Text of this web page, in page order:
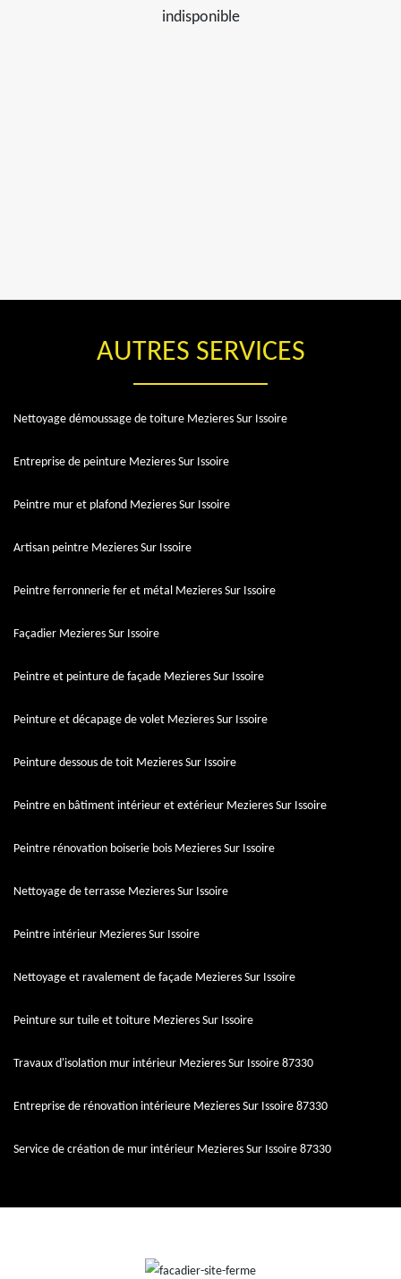
indisponible
AUTRES SERVICES
Nettoyage démoussage de toiture Mezieres Sur Issoire
Entreprise de peinture Mezieres Sur Issoire
Peintre mur et plafond Mezieres Sur Issoire
Artisan peintre Mezieres Sur Issoire
Peintre ferronnerie fer et métal Mezieres Sur Issoire
Façadier Mezieres Sur Issoire
Peintre et peinture de façade Mezieres Sur Issoire
Peinture et décapage de volet Mezieres Sur Issoire
Peinture dessous de toit Mezieres Sur Issoire
Peintre en bâtiment intérieur et extérieur Mezieres Sur Issoire
Peintre rénovation boiserie bois Mezieres Sur Issoire
Nettoyage de terrasse Mezieres Sur Issoire
Peintre intérieur Mezieres Sur Issoire
Nettoyage et ravalement de façade Mezieres Sur Issoire
Peinture sur tuile et toiture Mezieres Sur Issoire
Travaux d'isolation mur intérieur Mezieres Sur Issoire 87330
Entreprise de rénovation intérieure Mezieres Sur Issoire 87330
Service de création de mur intérieur Mezieres Sur Issoire 87330